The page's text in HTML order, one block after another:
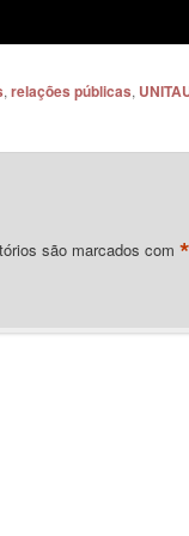
, relações públicas,
são marcados com *